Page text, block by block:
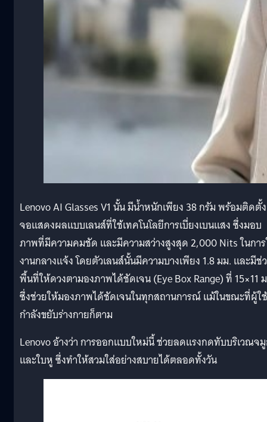
Lenovo AI Glasses V1 นั้น มีน้ำหนักเพียง 38 กรัม พร้อมติดตั้ง
จอแสดงผลแบบเลนส์ที่ใช้เทคโนโลยีการเบี่ยงเบนแสง ซึ่งมอบ
ภาพที่มีความคมชัด และมีความสว่างสูงสุด 2,000 Nits ในกา
งานกลางแจ้ง โดยตัวเลนส์นั้นมีความบางเพียง 1.8 มม. และมีช่
พื้นที่ให้ดวงตามองภาพได้ชัดเจน (Eye Box Range) ที่ 15×11
ซึ่งช่วยให้มองภาพได้ชัดเจนในทุกสถานการณ์ แม้ในขณะที่ผู้ใช้
กำลังขยับร่างกายก็ตาม
Lenovo อ้างว่า การออกแบบใหม่นี้ ช่วยลดแรงกดทับบริเวณจ
และใบหู ซึ่งทำให้สวมใส่อย่างสบายได้ตลอดทั้งวัน